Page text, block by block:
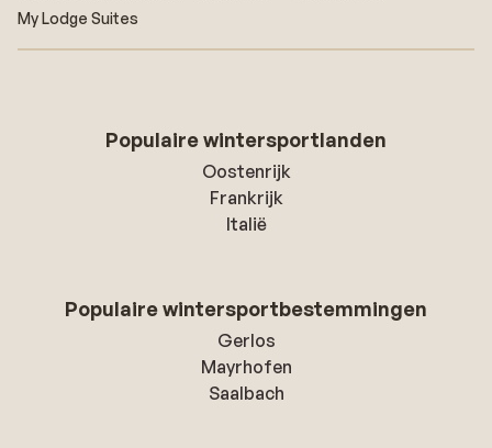
My Lodge Suites
Populaire wintersportlanden
Oostenrijk
Frankrijk
Italië
Populaire wintersportbestemmingen
Gerlos
Mayrhofen
Saalbach